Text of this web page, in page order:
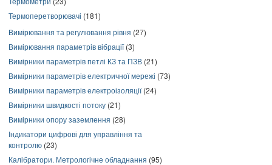
Термоперетворювачі (181)
Вимірювання та регулювання рівня (27)
Вимірювання параметрів вібрації(3)
Вимірники параметрів петлі КЗ та ПЗВ (21)
Вимірники параметрів електричної мережі (73)
Вимірники параметрів електроізоляції(24)
Вимірники швидкості потоку (21)
Вимірники опору заземлення (28)
Індикатори цифрові для управління та
контролю (23)
Калібратори. Метрологічне обладнання (95)